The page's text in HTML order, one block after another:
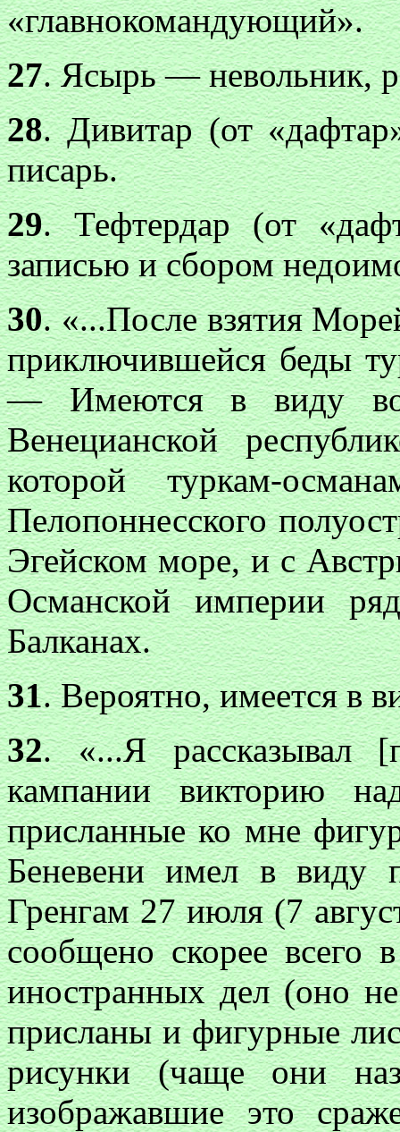
«главнокомандующий».
27. Ясырь — невольник,
28. Дивитар (от
писарь.
29. Тефтердар (от
записью и сбором
30. «...После взятия
приключившейся беды
— Имеются в виду
Венецианской
которой туркам-
Пелопоннесского
Эгейском море, и с
Османской империи
Балканах.
31. Вероятно, имеется в
32. «...Я рассказывал
кампании викторию
присланные ко мне
Беневени имел в виду
Гренгам 27 июля (7
сообщено скорее всего
иностранных дел (оно
присланы и фигурные
рисунки (чаще они
изображавшие это